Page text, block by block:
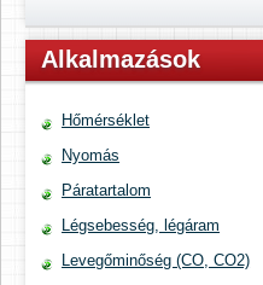
Alkalmazások
Hőmérséklet
Nyomás
Páratartalom
Légsebesség, légáram
Levegőminőség (CO, CO2)